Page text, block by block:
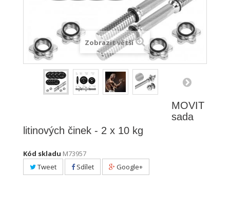
Zobrazit větší
MOVIT
sada
litinových činek - 2 x 10 kg
Kód skladu M73957
Tweet
Sdílet Google+